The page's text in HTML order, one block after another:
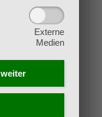
Externe
Medien
weiter